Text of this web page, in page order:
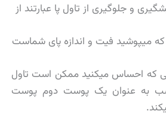
و جلوگیری از تاول پا عبارتند از
میپوشید فیت و اندازه پای شماست
که احساس میکنید ممکن است تاول
به عنوان یک پوست دوم پوست